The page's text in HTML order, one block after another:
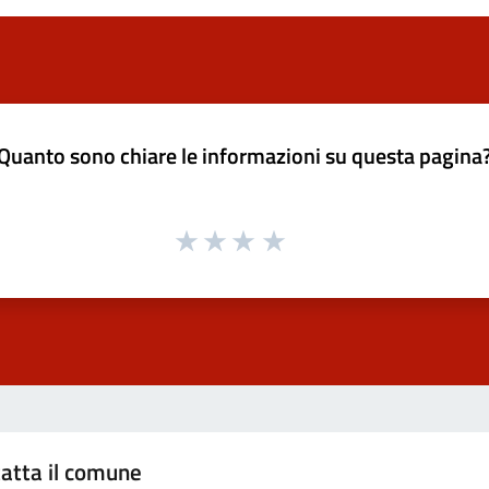
sono chiare le informazioni su questa
il comune